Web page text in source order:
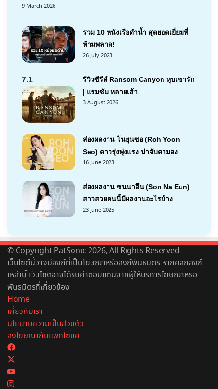
9 March 2026
รวม 10 หนังเรือดำน้ำ สุดยอดเยี่ยมที่
ห้ามพลาด!
26 July 2023
7.1
รีวิวซีรีส์ Ransom Canyon หุบเขารัก
| แรมซัม หลายเส้า
3 August 2026
ส่องผลงาน โนยุนซอ (Roh Yoon
Seo) ดาวรุ่งพุ่งแรง น่าจับตามอง
16 June 2023
ส่องผลงาน ซนนาอึน (Son Na Eun)
สาวสวยคนนี้มีผลงานอะไรบ้าง
23 June 2025
© Copyright PatSonic 2026, All Rights Reserved
เว็บไซต์นี้อาจมีลิงก์ที่เป็นโฆษณาหรือลิงก์พันธมิตร หากคลิกลิงก์
เหล่านี้ เว็บไซต์อาจได้รับค่าตอบแทนจากผู้ให้บริการโฆษณาหรือ
พันธมิตรที่เกี่ยวข้อง
Home
เกี่ยวกับเรา
นโยบายความเป็นส่วนตัว
ลงโฆษณากับแพทโซนิค